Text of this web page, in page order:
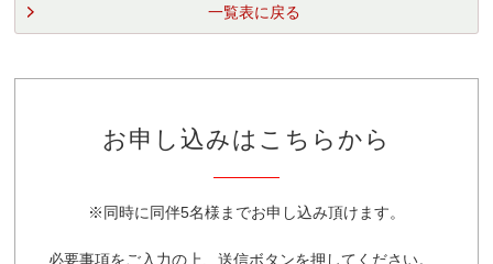
一覧表に戻る
お申し込みはこちらから
※同時に同伴5名様までお申し込み頂けます。
必要事項をご入力の上、送信ボタンを押してください。